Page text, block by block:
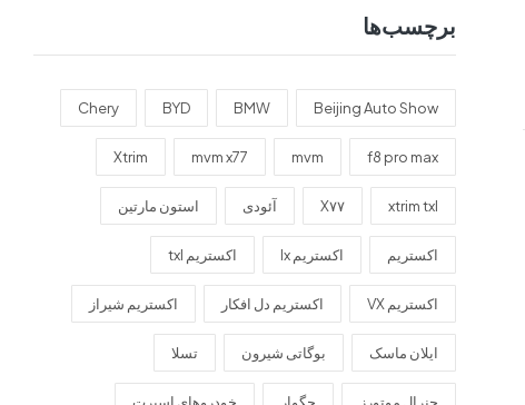
برچسب‌ها
Beijing Auto Show
BMW
BYD
Chery
f8 pro max
mvm
mvm x77
Xtrim
xtrim txl X۷۷ آئودی استون مارتین
اکستریم اکستریم lx اکستریم txl
اکستریم VX اکستریم دل افکار اکستریم شیراز
ایلان ماسک بوگاتی شیرون تسلا